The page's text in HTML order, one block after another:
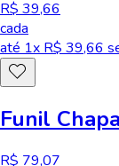
R$ 39,66
cada
até 1x R$ 39,66
Funil
R$ 79,07